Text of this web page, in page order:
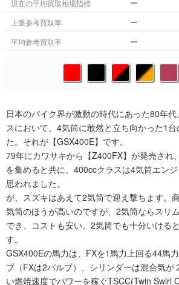
現在の平均買取相場指標 ー
上限参考買取率 ー
平均参考買取率 ー
日本のバイク界が激動の時代にあった80年
スにおいて、4気筒に敢然と立ち向かった1
た。それが【GSX400E】です。
79年にカワサキから【Z400FX】が発売され
を集めると共に、400ccクラスは4気筒エン
思われました。
が、スズキはあえて2気筒で迎え撃ちます。
気筒のほうが高いのですが、2気筒ならスリ
でき、コストも安い。2気筒でも十分いける
す。
GSX400Eの馬力は、FXを1馬力上回る44馬
ブ（FXは2バルブ）、シリンダーは混合気が
い燃焼速度でパワーを稼ぐTSCC(Twin Swirl